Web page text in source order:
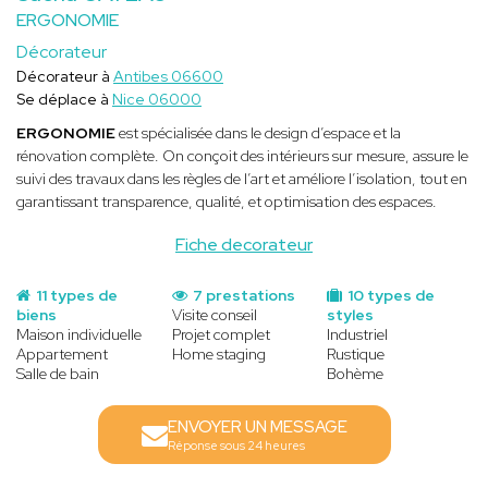
ERGONOMIE
Décorateur
Fiche decorateur
Décorateur à Antibes 06600
Se déplace à Nice 06000
ERGONOMIEest spécialisée dans le design d’espace et la
rénovation complète. On conçoit des intérieurs sur mesure, assure le
suivi des travaux dans les règles de l’art et améliore l’isolation, tout en
garantissant transparence, qualité, et optimisation des espaces.
11 types de
biens
Maison individuelle
Appartement
Salle de bain
10 types de
styles
Industriel
Rustique
Bohème
7 prestations
Visite conseil
Projet complet
Home staging
ENVOYER UN MESSAGE
Réponse sous 24 heures